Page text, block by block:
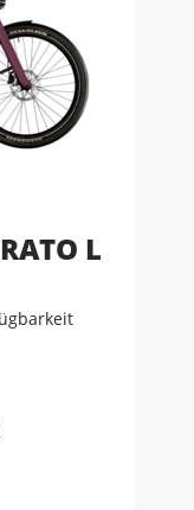
L